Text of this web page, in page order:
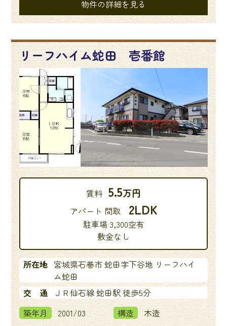
物件の詳細を見る
リーフハイム蛇田 壱番館
賃料 5.5万円
アパート 間取 2LDK
駐車場 3,300空有
敷金なし
所在地 宮城県石巻市 蛇田字下谷地 リーフハイ
ム蛇田
交 通
ＪＲ仙石線 蛇田駅 徒歩5分
築年月
2001/03 構造
木造